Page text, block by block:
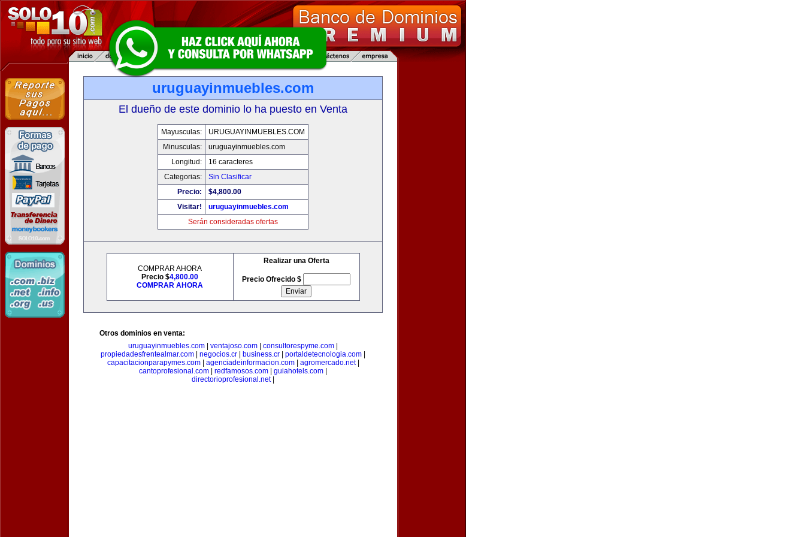
uruguayinmuebles.com
El dueño de este dominio lo ha puesto en Venta
Mayusculas:
URUGUAYINMUEBLES.COM
Minusculas:
uruguayinmuebles.com
Longitud:
16 caracteres
Categorias:
Sin Clasificar
Precio:
$4,800.00
Visitar!
uruguayinmuebles.com
Serán consideradas ofertas
COMPRAR AHORA
Precio $4,800.00
COMPRAR AHORA
Realizar una Oferta
Precio Ofrecido $
Otros dominios en venta:
uruguayinmuebles.com
ventajoso.com consultorespyme.com
propiedadesfrentealmar.com
negocios.cr business.cr portaldetecnologia.com
capacitacionparapymes.com| agenciadeinformacion.com| agromercado.net|
cantoprofesional.com
redfamosos.com guiahotels.com
directorioprofesional.net|